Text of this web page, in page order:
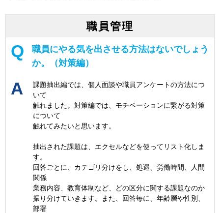
職員管理
職員にやる気を出させる方法はないでしょう
か。（対策編）
課題抽出編では、個人面談や職員アンケートの方法につ
いて
触れました。対策編では、モチベーションに繋がる対策
について
触れてみたいと思います。
抽出された課題は、エクセルなどを使ってリスト化しま
す。
回答ごとに、カテゴリ分けをし、処遇、労働時間、人間
関係
業務内容、教育体制など、どの区分に関する課題なのか
振り分けていきます。また、回答毎に、年齢層や性別、
部署